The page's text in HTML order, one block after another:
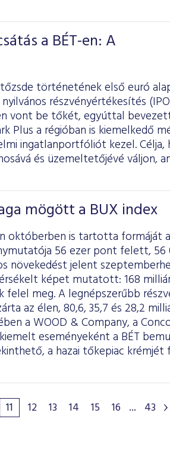
a BÉT-en: A
történetének első euró
részvényértékesítés
vont be tőkét, egyúttal
Plus a régióban is kiemelkedő
ingatlanportfóliót kezel.
és üzemeltetőjévé váljon,
mögött a BUX index
októberben is tartotta formáját a
56 ezer pont felett, 56
növekedést jelent
képet mutatott: 168
meg. A legnépszerűbb
az élen, 80,6, 35,7 és 28,2
a WOOD & Company, a
eseményeként a BÉT
a hazai tőkepiac
11 12 13 14 15 16 ... 43